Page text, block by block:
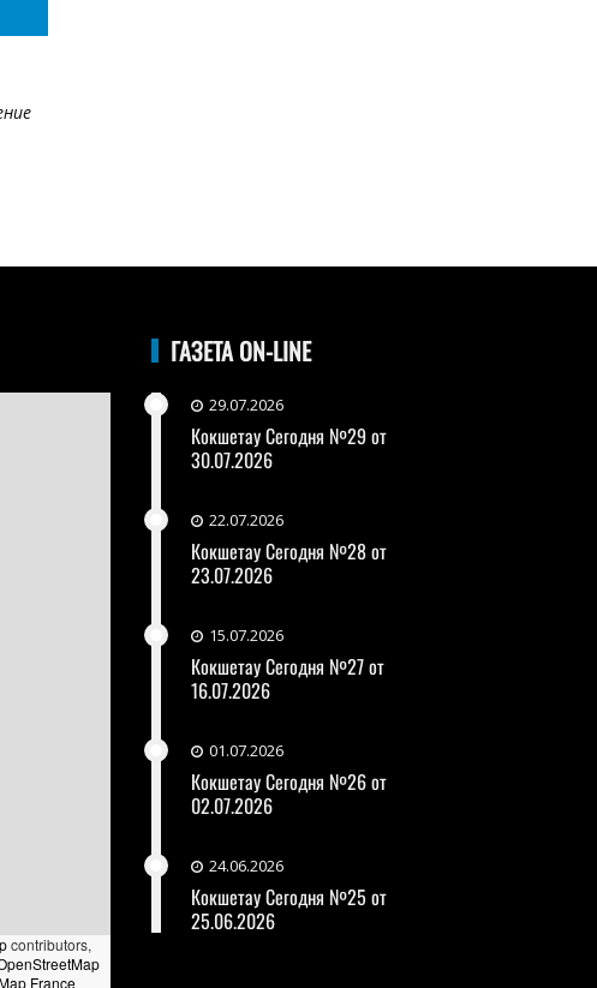
contributors,
France
ГАЗЕТА ON-LINE
29.07.2026
Кокшетау Сегодня №29 от
30.07.2026
22.07.2026
Кокшетау Сегодня №28 от
23.07.2026
15.07.2026
Кокшетау Сегодня №27 от
16.07.2026
01.07.2026
Кокшетау Сегодня №26 от
02.07.2026
24.06.2026
Кокшетау Сегодня №25 от
25.06.2026